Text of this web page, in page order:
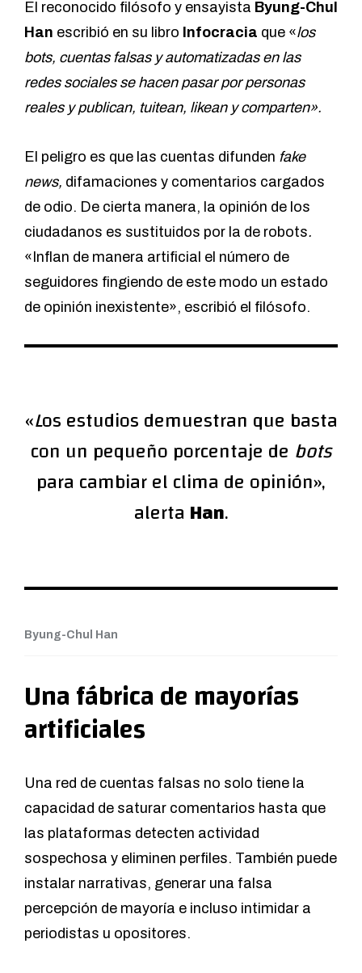
El reconocido filósofo y ensayista Byung-Chul
Han escribió en su libro Infocracia que «los
bots, cuentas falsas y automatizadas en las
redes sociales se hacen pasar por personas
reales y publican, tuitean, likean y comparten».
El peligro es que las cuentas difunden fake
news, difamaciones y comentarios cargados
de odio. De cierta manera, la opinión de los
ciudadanos es sustituidos por la de robots.
«Inflan de manera artificial el número de
seguidores fingiendo de este modo un estado
de opinión inexistente», escribió el filósofo.
«Los estudios demuestran que basta
con un pequeño porcentaje de bots
para cambiar el clima de opinión»,
alerta Han.
Byung-Chul Han
Una fábrica de mayorías
artificiales
Una red de cuentas falsas no solo tiene la
capacidad de saturar comentarios hasta que
las plataformas detecten actividad
sospechosa y eliminen perfiles. También puede
instalar narrativas, generar una falsa
percepción de mayoría e incluso intimidar a
periodistas u opositores.